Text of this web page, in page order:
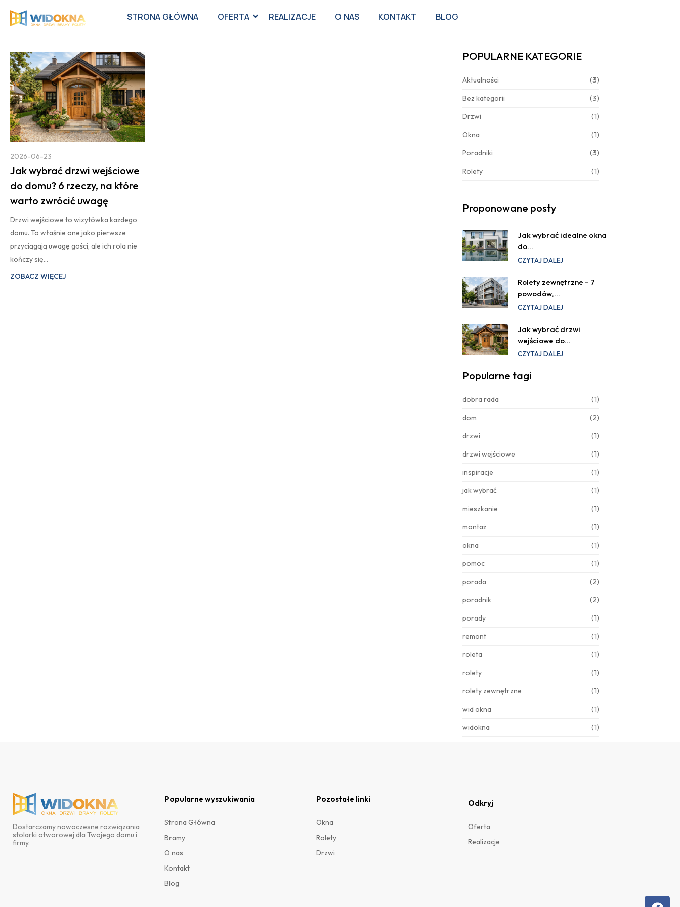
STRONA GŁÓWNA OFERTA REALIZACJE O NAS KONTAKT BLOG
2026-06-23
Jak wybrać drzwi wejściowe
do domu? 6 rzeczy, na które
warto zwrócić uwagę
Drzwi wejściowe to wizytówka każdego
domu. To właśnie one jako pierwsze
przyciągają uwagę gości, ale ich rola nie
kończy się…
ZOBACZ WIĘCEJ
POPULARNE KATEGORIE
Aktualności
(3)
Bez kategorii
(3)
Drzwi
(1)
Okna
(1)
Poradniki
(3)
Rolety
(1)
Proponowane posty
Jak wybrać idealne okna
do…
CZYTAJ DALEJ
Rolety zewnętrzne – 7
powodów,…
CZYTAJ DALEJ
Jak wybrać drzwi
wejściowe do…
CZYTAJ DALEJ
Popularne tagi
dobra rada
(1)
dom
(2)
drzwi
(1)
drzwi wejściowe
(1)
inspiracje
(1)
jak wybrać
(1)
mieszkanie
(1)
montaż
(1)
okna
(1)
pomoc
(1)
porada
(2)
poradnik
(2)
porady
(1)
remont
(1)
roleta
(1)
rolety
(1)
rolety zewnętrzne
(1)
wid okna
(1)
widokna
(1)
Dostarczamy nowoczesne rozwiązania
stolarki otworowej dla Twojego domu i
firmy.
Popularne wyszukiwania
Strona Główna
Bramy
O nas
Kontakt
Blog
Pozostałe linki
Okna
Rolety
Drzwi
Odkryj
Oferta
Realizacje